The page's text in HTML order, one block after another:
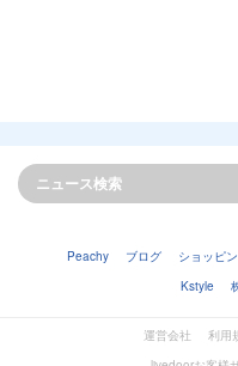
Peachy ブログ ショッピ
Kstyle
運営会社 利用